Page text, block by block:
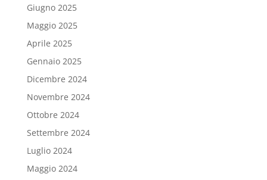
Giugno 2025
Maggio 2025
Aprile 2025
Gennaio 2025
Dicembre 2024
Novembre 2024
Ottobre 2024
Settembre 2024
Luglio 2024
Maggio 2024